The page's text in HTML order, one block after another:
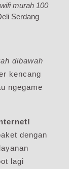
wifi murah 100
Serdang
dibawah
kencang
ngegame
dengan
lagi